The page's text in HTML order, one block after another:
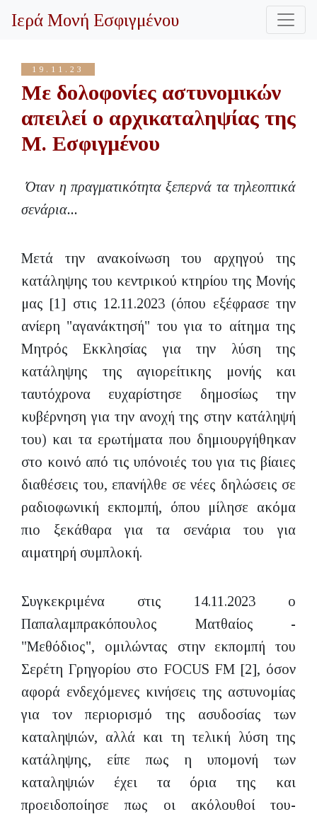
19.11.23
Με δολοφονίες αστυνομικών
απειλεί ο αρχικαταληψίας της
Μ. Εσφιγμένου
Όταν η πραγματικότητα ξεπερνά τα τηλεοπτικά
σενάρια...
Μετά την ανακοίνωση του αρχηγού της
κατάληψης του κεντρικού κτηρίου της Μονής
μας [1] στις 12.11.2023 (όπου εξέφρασε την
ανίερη "αγανάκτησή" του για το αίτημα της
Μητρός Εκκλησίας για την λύση της
κατάληψης της αγιορείτικης μονής και
ταυτόχρονα ευχαρίστησε δημοσίως την
κυβέρνηση για την ανοχή της στην κατάληψή
του) και τα ερωτήματα που δημιουργήθηκαν
στο κοινό από τις υπόνοιές του για τις βίαιες
διαθέσεις του, επανήλθε σε νέες δηλώσεις σε
ραδιοφωνική εκπομπή, όπου μίλησε ακόμα
πιο ξεκάθαρα για τα σενάρια του για
αιματηρή συμπλοκή.
Συγκεκριμένα στις 14.11.2023 ο
Παπαλαμπρακόπουλος Ματθαίος -
"Μεθόδιος", ομιλώντας στην εκπομπή του
Σερέτη Γρηγορίου στο FOCUS FM [2], όσον
αφορά ενδεχόμενες κινήσεις της αστυνομίας
για τον περιορισμό της ασυδοσίας των
καταληψιών, αλλά και τη τελική λύση της
κατάληψης, είπε πως η υπομονή των
καταληψιών έχει τα όρια της και
προειδοποίησε πως οι ακόλουθοί του-
Ιερά Μονή Εσφιγμένου